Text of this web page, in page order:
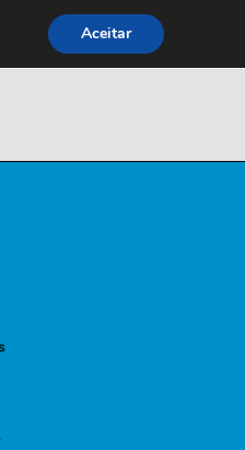
Aceitar